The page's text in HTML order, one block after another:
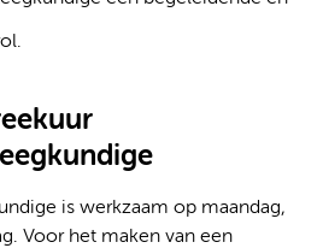
is werkzaam op maandag,
Voor het maken van een